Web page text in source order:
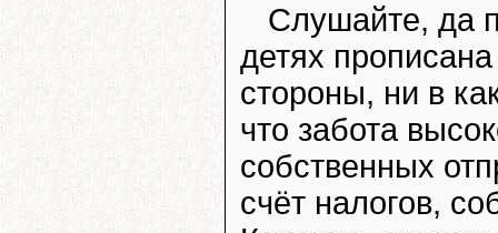
Слушайте, да
детях
стороны, ни в
что забота
собственных
счёт налогов,